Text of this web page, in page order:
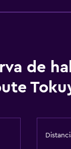
de